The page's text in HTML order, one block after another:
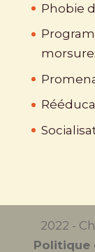
Phobie
2022 -
Politique